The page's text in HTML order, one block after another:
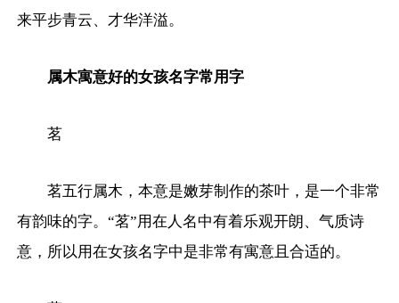
来平步青云、才华洋溢。
属木寓意好的女孩名字常用字
茗
茗五行属木，本意是嫩芽制作的茶叶，是一个非常
有韵味的字。“茗”用在人名中有着乐观开朗、气质诗
意，所以用在女孩名字中是非常有寓意且合适的。